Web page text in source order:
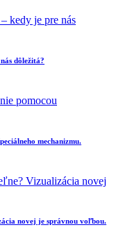
dôležitá?
mechanizmu.
novej je správnou voľbou.